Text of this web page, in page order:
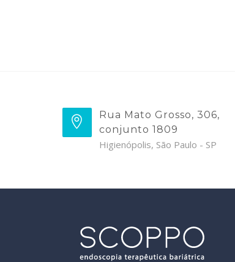
Rua Mato Grosso, 306,
conjunto 1809
Higienópolis, São Paulo - SP